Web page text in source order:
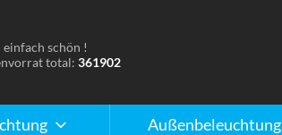
Außenbeleuchtung
einfach schön !
total: 361902